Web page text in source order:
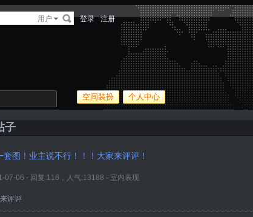
用户 登录 注册
空间装扮 个人中心
子
套图！业主说不行！！！大家来评评！
07-06 - 回复:116，人气:13188 - 室内表现
评评